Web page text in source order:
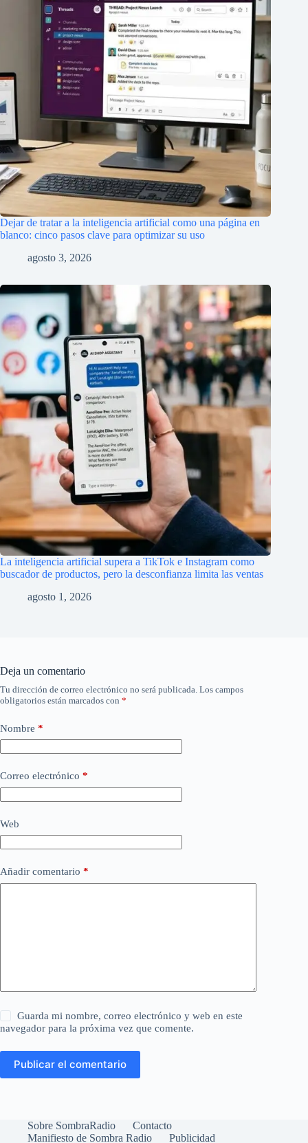
Dejar de tratar a la inteligencia artificial como una página en
blanco: cinco pasos clave para optimizar su uso
agosto 3, 2026
La inteligencia artificial supera a TikTok e Instagram como
buscador de productos, pero la desconfianza limita las ventas
agosto 1, 2026
Deja un comentario
Tu dirección de correo electrónico no será publicada. Los campos
obligatorios están marcados con *
Nombre *
Correo electrónico *
Web
Añadir comentario *
Guarda mi nombre, correo electrónico y web en este
navegador para la próxima vez que comente.
Publicar el comentario
Sobre SombraRadio
Contacto
Manifiesto de Sombra Radio
Publicidad